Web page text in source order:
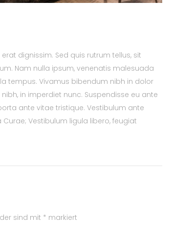
dignissim. Sed quis rutrum tellus, sit
Nam nulla ipsum, venenatis malesuada
tempus. Vivamus bibendum nibh in dolor
in imperdiet nunc. Suspendisse eu ante
ante vitae tristique. Vestibulum ante
Vestibulum ligula libero, feugiat
sind mit * markiert